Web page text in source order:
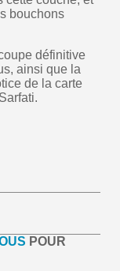
bouchons
définitive
ainsi que la
de la carte
POUR